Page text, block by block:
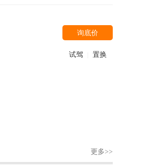
询底价
试驾 置换
更多>>